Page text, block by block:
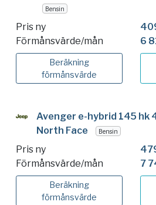
Bensin
Pris ny
Förmånsvärde/mån
6
Beräkning
förmånsvärde
Avenger e-hybrid 145 hk
North Face
Bensin
Pris ny
Förmånsvärde/mån
7
Beräkning
förmånsvärde